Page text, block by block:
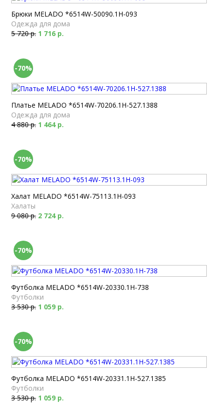
Брюки MELADO *6514W-50090.1H-093
Одежда для дома
5 720 р. 1 716 р.
-70%
Платье MELADO *6514W-70206.1H-527.1388
Одежда для дома
4 880 р. 1 464 р.
-70%
Халат MELADO *6514W-75113.1H-093
Халаты
9 080 р. 2 724 р.
-70%
Футболка MELADO *6514W-20330.1H-738
Футболки
3 530 р. 1 059 р.
-70%
Футболка MELADO *6514W-20331.1H-527.1385
Футболки
3 530 р. 1 059 р.